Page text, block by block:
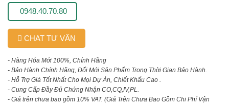
0948.40.70.80
CHAT TƯ VẤN
- Hàng Hóa Mới 100%, Chính Hãng
- Bảo Hành Chính Hãng, Đổi Mới Sản Phẩm Trong Thời Gian Bảo Hành.
- Hỗ Trợ Giá Tốt Nhất Cho Mọi Dự Án, Chiết Khấu Cao .
- Cung Cấp Đầy Đủ Chứng Nhận CO,CQ,IV,PL.
- Giá trên chưa bao gồm 10% VAT. (Giá Trên Chưa Bao Gồm Chi Phí Vận